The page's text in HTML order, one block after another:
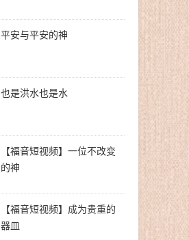
平安与平安的神
也是洪水也是水
【福音短视频】一位不改变
的神
【福音短视频】成为贵重的
器皿